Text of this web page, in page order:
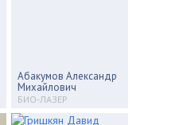
Абакумов Александр
Михайлович
БИО-ЛАЗЕР